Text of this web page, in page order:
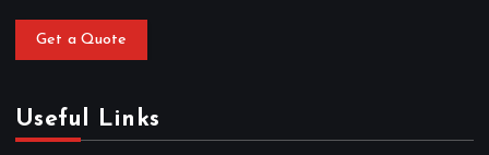
Get a Quote
Useful Links